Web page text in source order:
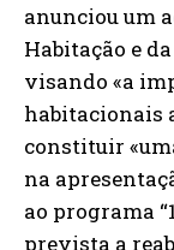
anunciou um
Habitação e
visando «a
habitacionais
constituir
na
ao programa
prevista a